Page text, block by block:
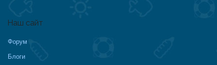
Наш сайт
Форум
Блоги